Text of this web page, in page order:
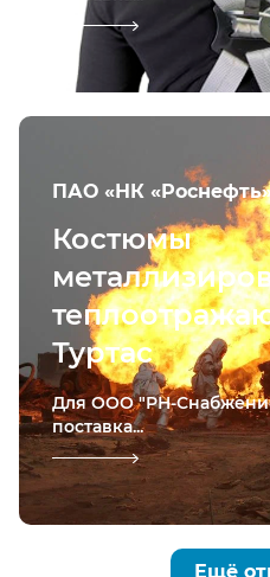
ПАО «НК
Костюмы
Туртас
Для ООО "РН-
поставка...
Ещё